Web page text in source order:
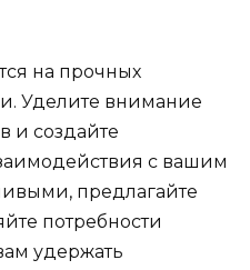
на прочных
Уделите внимание
и создайте
с вашим
предлагайте
потребности
удержать